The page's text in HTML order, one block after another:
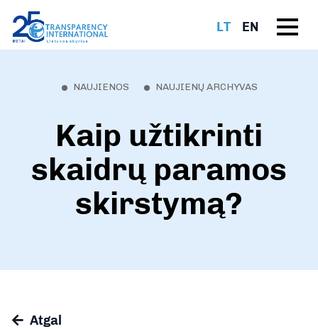
LT EN
NAUJIENOS NAUJIENŲ ARCHYVAS
Kaip užtikrinti
skaidrų paramos
skirstymą?
Atgal